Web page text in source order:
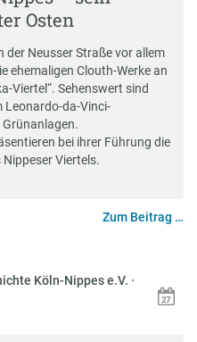
Osten
der Neusser Straße vor allem
ehemaligen Clouth-Werke an
Viertel“. Sehenswert sind
Leonardo-da-Vinci-
bei ihrer Führung die
Viertels.
Zum Beitrag …
Köln-Nippes e.V. ·